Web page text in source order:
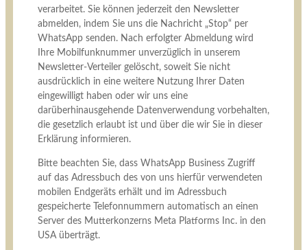
verarbeitet. Sie können jederzeit den Newsletter
abmelden, indem Sie uns die Nachricht „Stop“ per
WhatsApp senden. Nach erfolgter Abmeldung wird
Ihre Mobilfunknummer unverzüglich in unserem
Newsletter-Verteiler gelöscht, soweit Sie nicht
ausdrücklich in eine weitere Nutzung Ihrer Daten
eingewilligt haben oder wir uns eine
darüberhinausgehende Datenverwendung vorbehalten,
die gesetzlich erlaubt ist und über die wir Sie in dieser
Erklärung informieren.
Bitte beachten Sie, dass WhatsApp Business Zugriff
auf das Adressbuch des von uns hierfür verwendeten
mobilen Endgeräts erhält und im Adressbuch
gespeicherte Telefonnummern automatisch an einen
Server des Mutterkonzerns Meta Platforms Inc. in den
USA überträgt.